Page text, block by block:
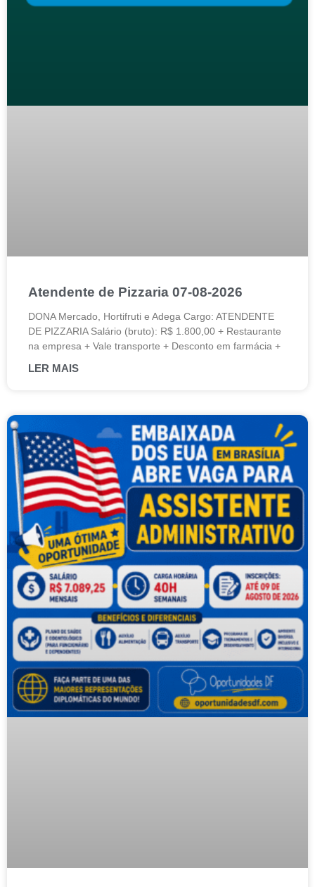
Atendente de Pizzaria 07-08-2026
DONA Mercado, Hortifruti e Adega Cargo: ATENDENTE
DE PIZZARIA Salário (bruto): R$ 1.800,00 + Restaurante
na empresa + Vale transporte + Desconto em farmácia +
LER MAIS